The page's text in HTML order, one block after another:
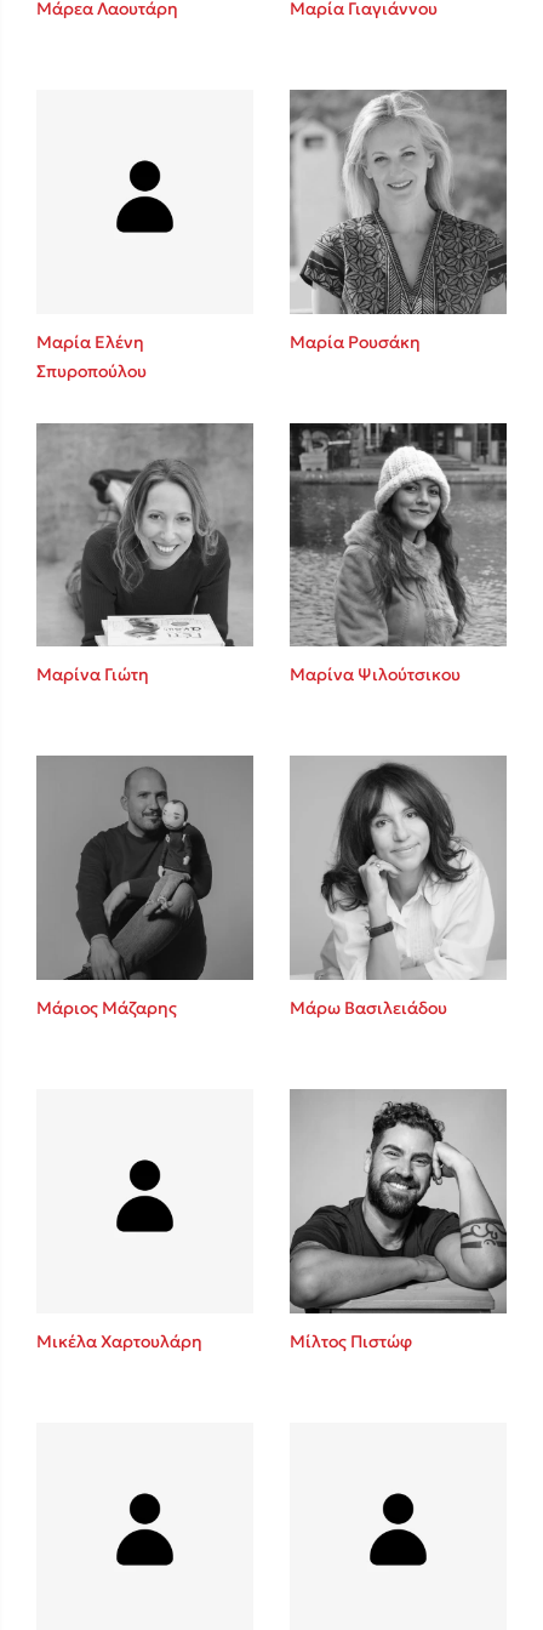
Sebastian Fitzek
Playlist
Το λεξικό της ζωής σου
Κώστας Κρομμύδας
Το λιμάνι μου είσαι εσύ
Ιωάννης Γλωσσόπουλος
Ένας γίγαντας στο σχολείο
Πάνω, κάτω, μπροστά, πίσω
Η μέθοδος Αφήστε τους
Δημοφιλείς Συγγραφείς
Φυστίκι ΠουΚυλάει
Μάρεα Λαουτάρη Μαρία Γιαγιάννου
Μαρία Ελένη
Σπυροπούλου
Μαρία Ρουσάκη
Μαρίνα Γιώτη Μαρίνα Ψιλούτσικου
Μάριος Μάζαρης Μάρω Βασιλειάδου
Μικέλα Χαρτουλάρη Μίλτος Πιστώφ